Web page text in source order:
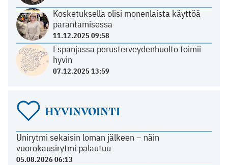
Kosketuksella olisi monenlaista käyttöä
parantamisessa
11.12.2025 09:58
Espanjassa perusterveydenhuolto toimii
hyvin
07.12.2025 13:59
HYVINVOINTI
Unirytmi sekaisin loman jälkeen – näin
vuorokausirytmi palautuu
05.08.2026 06:13